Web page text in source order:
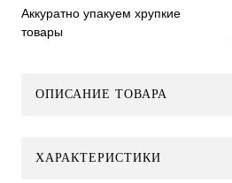
Аккуратно упакуем хрупкие
товары
ОПИСАНИЕ ТОВАРА
ХАРАКТЕРИСТИКИ